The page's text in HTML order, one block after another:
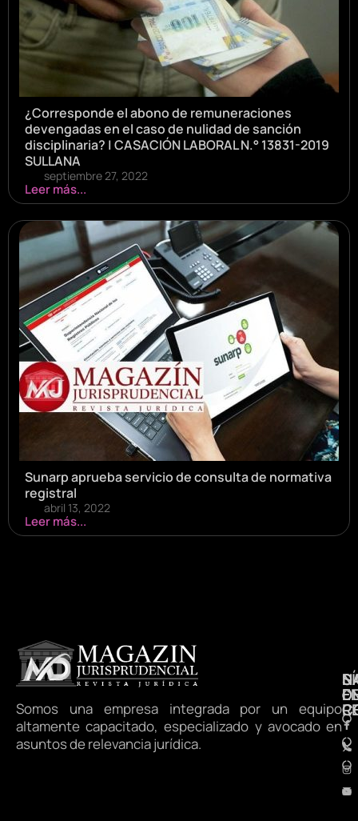
¿Corresponde el abono de remuneraciones
devengadas en el caso de nulidad de sanción
disciplinaria? | CASACIÓN LABORAL N.° 13831-2019
SULLANA
septiembre 27, 2022
Leer más...
Sunarp aprueba servicio de consulta de normativa
registral
abril 13, 2022
Leer más...
Somos una empresa integrada por un equipo
altamente capacitado, especializado y avocado en
asuntos de relevancia jurídica.